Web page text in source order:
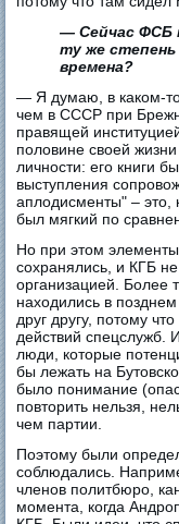
— Сейчас ФСБ
ту же степень
времена?
— Я думаю, в каком-
чем в СССР при
правящей
половине своей
личности: его книги
выступления
аплодисменты" – это,
был мягкий по
Но при этом элементы
сохранялись, и КГБ
организацией. Более
находились в
друг другу, потому
действий спецслужб.
люди, которые
бы лежать на
было понимание
повторить нельзя,
чем партии.
Поэтому были
соблюдались.
членов политбюро,
момента, когда